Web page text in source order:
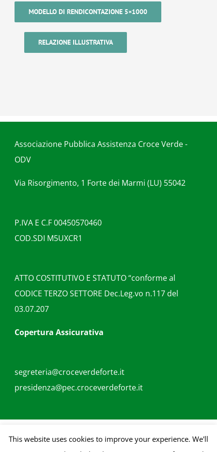
MODELLO DI RENDICONTAZIONE 5×1000
RELAZIONE ILLUSTRATIVA
Associazione Pubblica Assistenza Croce Verde -
ODV
Via Risorgimento, 1 Forte dei Marmi (LU) 55042
P.IVA E C.F 00450570460
COD.SDI M5UXCR1
ATTO COSTITUTIVO E STATUTO “conforme al
CODICE TERZO SETTORE Dec.Leg.vo n.117 del
03.07.207
Copertura Assicurativa
segreteria@croceverdeforte.it
presidenza@pec.croceverdeforte.it
Copyright 2018 | All Rights Reserved | Credits |
This website uses cookies to improve your experience. We'll